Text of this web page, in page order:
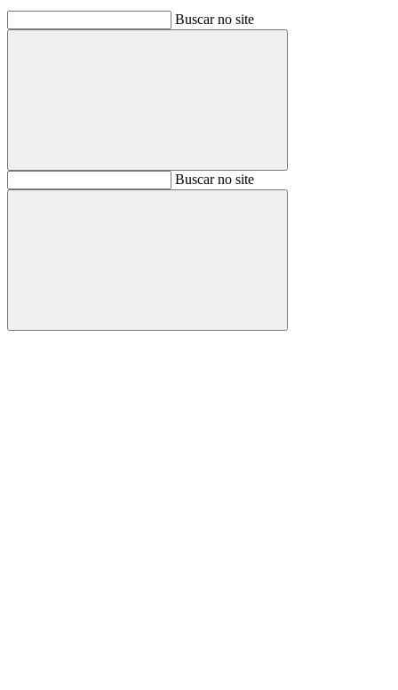
Buscar no site
BuscarBuscar no site
Buscar